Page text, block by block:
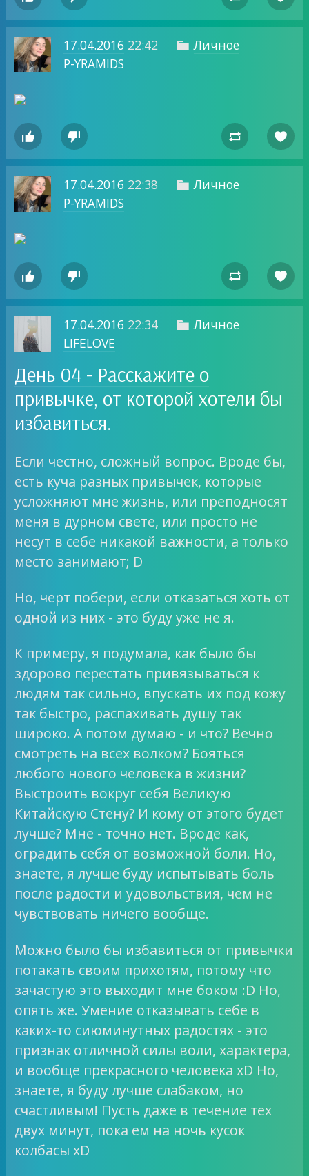
17.04.2016 22:42  Личное
P-YRAMIDS
   
17.04.2016 22:38  Личное
P-YRAMIDS
   
17.04.2016 22:34  Личное
LIFELOVE
День 04 - Расскажите о
привычке, от которой хотели бы
избавиться.
Если честно, сложный вопрос. Вроде бы,
есть куча разных привычек, которые
усложняют мне жизнь, или преподносят
меня в дурном свете, или просто не
несут в себе никакой важности, а только
место занимают; D
Но, черт побери, если отказаться хоть от
одной из них - это буду уже не я.
К примеру, я подумала, как было бы
здорово перестать привязываться к
людям так сильно, впускать их под кожу
так быстро, распахивать душу так
широко. А потом думаю - и что? Вечно
смотреть на всех волком? Бояться
любого нового человека в жизни?
Выстроить вокруг себя Великую
Китайскую Стену? И кому от этого будет
лучше? Мне - точно нет. Вроде как,
оградить себя от возможной боли. Но,
знаете, я лучше буду испытывать боль
после радости и удовольствия, чем не
чувствовать ничего вообще.
Можно было бы избавиться от привычки
потакать своим прихотям, потому что
зачастую это выходит мне боком :D Но,
опять же. Умение отказывать себе в
каких-то сиюминутных радостях - это
признак отличной силы воли, характера,
и вообще прекрасного человека xD Но,
знаете, я буду лучше слабаком, но
счастливым! Пусть даже в течение тех
двух минут, пока ем на ночь кусок
колбасы xD